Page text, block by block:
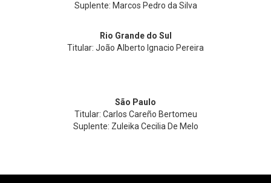
Suplente: Marcos Pedro da Silva
Rio Grande do Sul
Titular: João Alberto Ignacio Pereira
São Paulo
Titular: Carlos Careño Bertomeu
Suplente: Zuleika Cecilia De Melo